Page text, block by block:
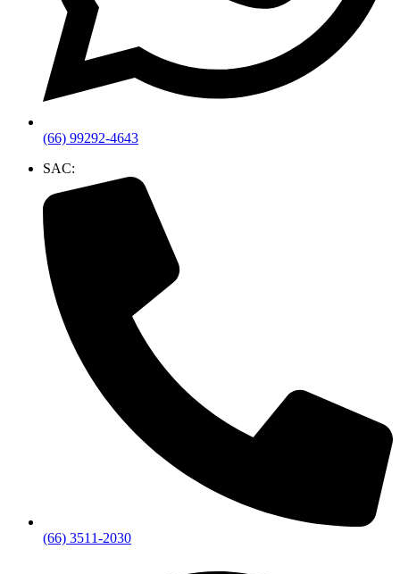
(66) 99292-4643
SAC:
(66) 3511-2030